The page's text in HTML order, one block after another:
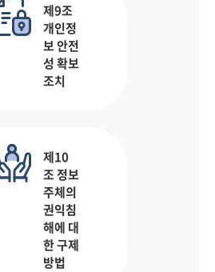
제9조
개인정
보 안전
성 확보
조치
제10
조 정보
주체의
권익침
해에 대
한 구제
방법